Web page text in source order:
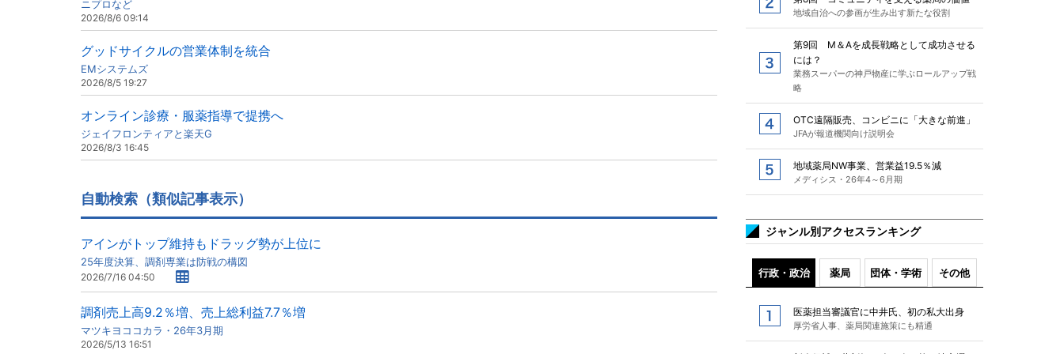
ニプロなど
2026/8/6 09:14
グッドサイクルの営業体制を統合
EMシステムズ
2026/8/5 19:27
オンライン診療・服薬指導で提携へ
ジェイフロンティアと楽天G
2026/8/3 16:45
自動検索（類似記事表示）
アインがトップ維持もドラッグ勢が上位に
25年度決算、調剤専業は防戦の構図
2026/7/16 04:50
調剤売上高9.2％増、売上総利益7.7％増
マツキヨココカラ・26年3月期
2026/5/13 16:51
地域自治への参画が生み出す新たな役割
第9回 M＆Aを成長戦略として成功させる
には？
業務スーパーの神戸物産に学ぶロールアップ戦
略
OTC遠隔販売、コンビニに「大きな前進」
JFAが報道機関向け説明会
地域薬局NW事業、営業益19.5％減
メディシス・26年4～6月期
ジャンル別アクセスランキング
行政・政治 薬局 団体・学術 その他
医薬担当審議官に中井氏、初の私大出身
厚労省人事、薬局関連施策にも精通